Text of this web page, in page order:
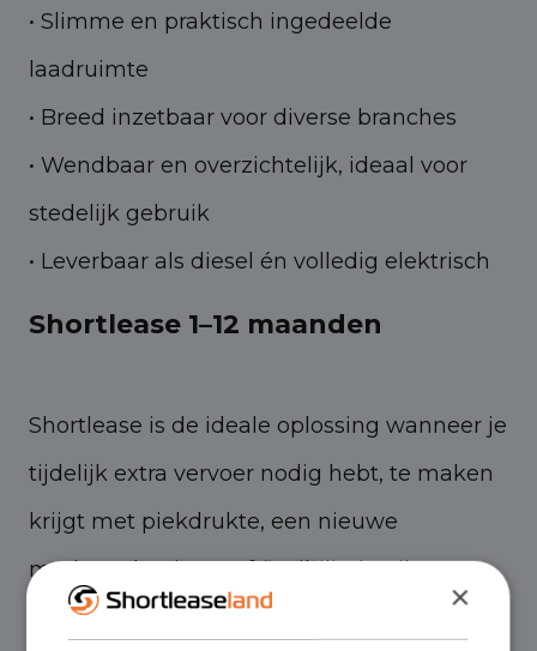
• Slimme en praktisch ingedeelde
laadruimte
• Breed inzetbaar voor diverse branches
• Wendbaar en overzichtelijk, ideaal voor
stedelijk gebruik
• Leverbaar als diesel én volledig elektrisch
Shortlease 1–12 maanden
Shortlease is de ideale oplossing wanneer je
tijdelijk extra vervoer nodig hebt, te maken
krijgt met piekdrukte, een nieuwe
medewerker inzet of flexibiliteit wilt
behouden zonder langdurige
×